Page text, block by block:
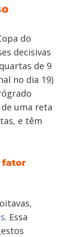
do
decisivas
de 9
no dia 19)
uma reta
e têm
fator
. Essa